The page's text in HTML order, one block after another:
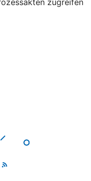
zugreifen